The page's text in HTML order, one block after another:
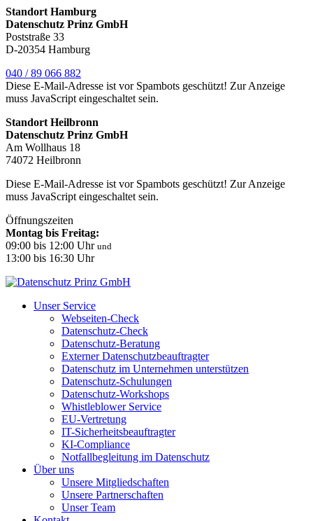
Standort Hamburg
Datenschutz Prinz GmbH
Poststraße 33
D-20354 Hamburg
040 / 89 066 882
Diese E-Mail-Adresse ist vor Spambots geschützt! Zur Anzeige
muss JavaScript eingeschaltet sein.
Standort Heilbronn
Datenschutz Prinz GmbH
Am Wollhaus 18
74072 Heilbronn
Diese E-Mail-Adresse ist vor Spambots geschützt! Zur Anzeige
muss JavaScript eingeschaltet sein.
Öffnungszeiten
Montag bis Freitag:
09:00 bis 12:00 Uhr und
13:00 bis 16:30 Uhr
Unser Service
Webseiten-Check
Datenschutz-Check
Datenschutz-Beratung
Externer Datenschutzbeauftragter
Datenschutz im Unternehmen unterstützen
Datenschutz-Schulungen
Datenschutz-Workshops
Whistleblower Service
EU-Vertretung
IT-Sicherheitsbeauftragter
KI-Compliance
Notfallbegleitung im Datenschutz
Über uns
Unsere Mitgliedschaften
Unsere Partnerschaften
Unser Team